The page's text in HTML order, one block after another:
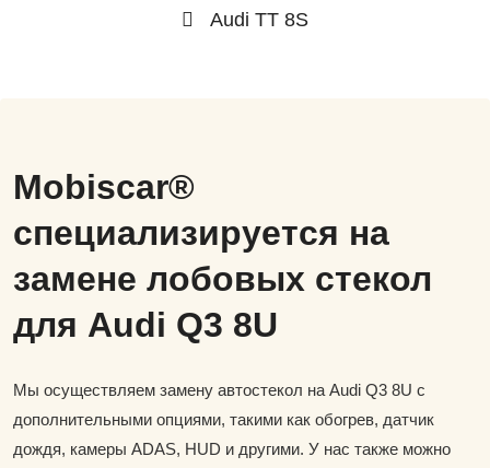
Audi TT 8S
Mobiscar®
специализируется на
замене лобовых стекол
для Audi Q3 8U
Мы осуществляем замену автостекол на Audi Q3 8U с
дополнительными опциями, такими как обогрев, датчик
дождя, камеры ADAS, HUD и другими. У нас также можно